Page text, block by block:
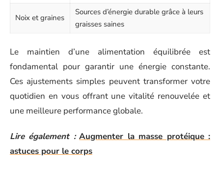
Noix et graines
Sources d’énergie durable grâce à leurs
graisses saines
Le maintien d’une alimentation équilibrée est
fondamental pour garantir une énergie constante.
Ces ajustements simples peuvent transformer votre
quotidien en vous offrant une vitalité renouvelée et
une meilleure performance globale.
Lire également : Augmenter la masse protéique :
astuces pour le corps